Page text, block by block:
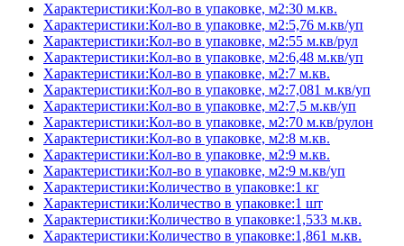
Характеристики:Кол-во в упаковке, м2:30 м.кв.
Характеристики:Кол-во в упаковке, м2:5,76 м.кв/уп
Характеристики:Кол-во в упаковке, м2:55 м.кв/рул
Характеристики:Кол-во в упаковке, м2:6,48 м.кв/уп
Характеристики:Кол-во в упаковке, м2:7 м.кв.
Характеристики:Кол-во в упаковке, м2:7,081 м.кв/уп
Характеристики:Кол-во в упаковке, м2:7,5 м.кв/уп
Характеристики:Кол-во в упаковке, м2:70 м.кв/рулон
Характеристики:Кол-во в упаковке, м2:8 м.кв.
Характеристики:Кол-во в упаковке, м2:9 м.кв.
Характеристики:Кол-во в упаковке, м2:9 м.кв/уп
Характеристики:Количество в упаковке:1 кг
Характеристики:Количество в упаковке:1 шт
Характеристики:Количество в упаковке:1,533 м.кв.
Характеристики:Количество в упаковке:1,861 м.кв.